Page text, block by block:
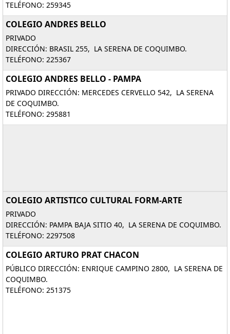
TELÉFONO: 259345
COLEGIO ANDRES BELLO
PRIVADO
DIRECCIÓN: BRASIL 255, LA SERENA DE COQUIMBO.
TELÉFONO: 225367
COLEGIO ANDRES BELLO - PAMPA
PRIVADO DIRECCIÓN: MERCEDES CERVELLO 542, LA SERENA
DE COQUIMBO.
TELÉFONO: 295881
COLEGIO ARTISTICO CULTURAL FORM-ARTE
PRIVADO
DIRECCIÓN: PAMPA BAJA SITIO 40, LA SERENA DE COQUIMBO.
TELÉFONO: 2297508
COLEGIO ARTURO PRAT CHACON
PÚBLICO DIRECCIÓN: ENRIQUE CAMPINO 2800, LA SERENA DE
COQUIMBO.
TELÉFONO: 251375